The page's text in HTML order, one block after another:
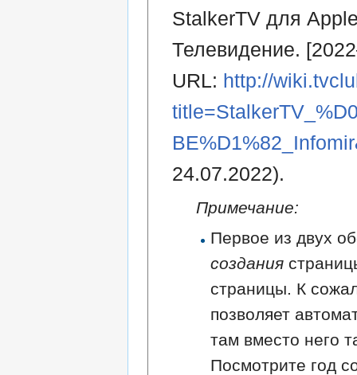
StalkerTV для
Телевидение.
URL: http://
24.07.2022).
Примечание:
Первое из двух
создания
страницы. К
позволяет
там вместо него
Посмотрите год